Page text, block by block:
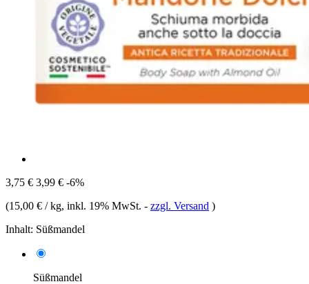
3,75 € 3,99 € -6%
(15,00 € / kg, inkl. 19% MwSt. - zzgl. Versand )
Inhalt: Süßmandel
Süßmandel